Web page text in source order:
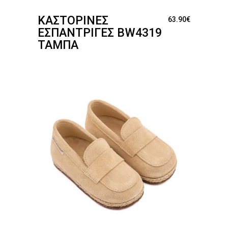
ΚΑΣΤΌΡΙΝΕΣ
ΕΣΠΑΝΤΡΊΓΕΣ BW4319
ΤΆΜΠΑ
63.90€